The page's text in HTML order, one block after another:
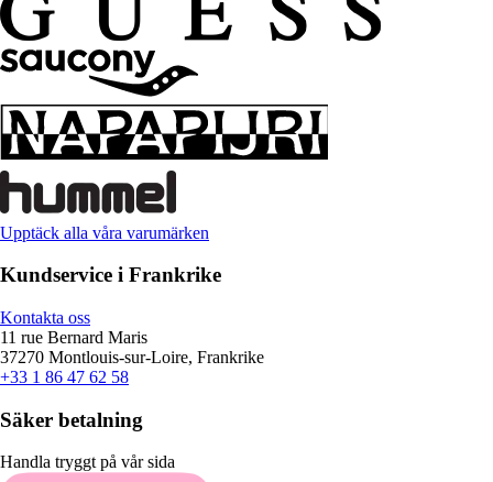
Upptäck alla våra varumärken
Kundservice i Frankrike
Kontakta oss
11 rue Bernard Maris
37270 Montlouis-sur-Loire, Frankrike
+33 1 86 47 62 58
Säker betalning
Handla tryggt på vår sida